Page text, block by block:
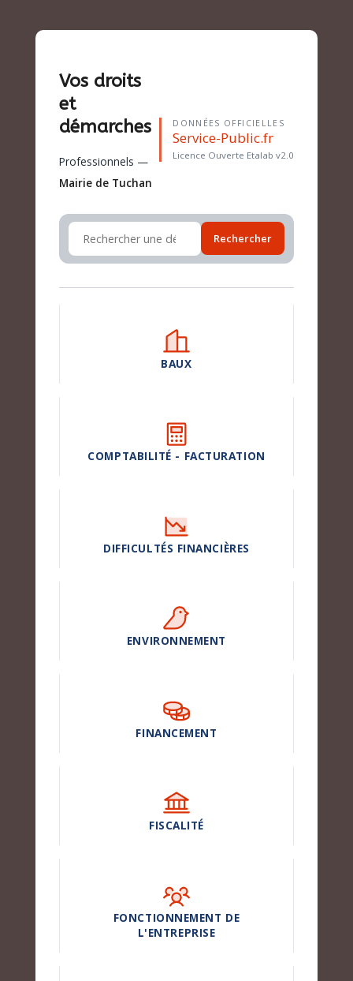
Vos droits
et
démarches
Professionnels —
Mairie de Tuchan
DONNÉES OFFICIELLES
Service-Public.fr
Licence Ouverte Etalab v2.0
Rechercher
BAUX
COMPTABILITÉ - FACTURATION
DIFFICULTÉS FINANCIÈRES
ENVIRONNEMENT
FINANCEMENT
FISCALITÉ
FONCTIONNEMENT DE
L'ENTREPRISE